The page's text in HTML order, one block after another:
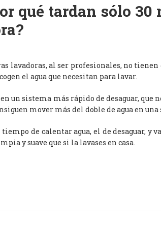
qué tardan sólo
lavadoras, al ser profesionales, no
el agua que necesitan para lavar.
un sistema más rápido de desaguar, que
mover más del doble de agua en
de calentar agua, el de desaguar, y
y suave que si la lavases en casa.